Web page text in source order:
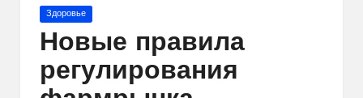
Опубликовано
Здоровье
Новые правила
регулирования